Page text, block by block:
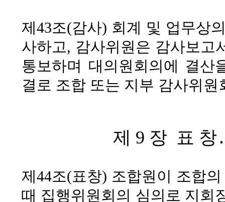
제43조(감사) 회계 및 업무상
사하고, 감사위원은 감사보고
통보하며 대의원회의에 결산
결로 조합 또는 지부 감사위
제 9 장 표 창
제44조(표창) 조합원이 조합
때 집행위원회의 심의로 지회